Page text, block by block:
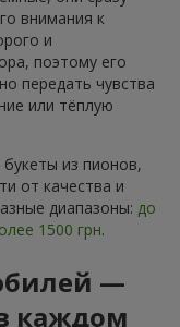
внимания к
и
поэтому его
передать чувства
или тёплую
из пионов,
от качества и
диапазоны: до
1500 грн.
—
каждом